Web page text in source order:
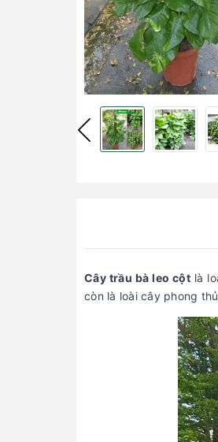
Cây trầu bà leo cộtlà
còn là loài cây phong